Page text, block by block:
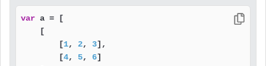
var a = [
    [
        [
1, 2, 3],
        [
4, 5, 6]